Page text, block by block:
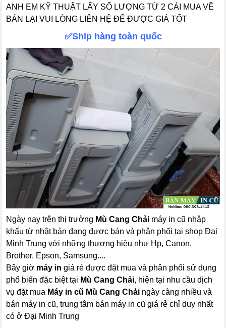
ANH EM KỸ THUẬT LẤY SỐ LƯỢNG TỪ 2 CÁI MUA VỀ
BÁN LẠI VUI LÒNG LIÊN HỆ ĐỂ ĐƯỢC GIÁ TỐT
✅Ship hàng toàn quốc
Ngày nay trên thị trường Mù Cang Chải máy in cũ nhập
khẩu từ nhật bản đang được bán và phân phối tại shop Đại
Minh Trung với những thương hiệu như Hp, Canon,
Brother, Epson, Samsung....
Bây giờ máy in giá rẻ được đặt mua và phân phối sử dụng
phổ biến đặc biệt tại Mù Cang Chải, hiện tại nhu cầu dịch
vụ đặt mua Máy in cũ Mù Cang Chải ngày càng nhiều và
bán máy in cũ, trung tâm bán máy in cũ giá rẻ chỉ duy nhất
có ở Đại Minh Trung